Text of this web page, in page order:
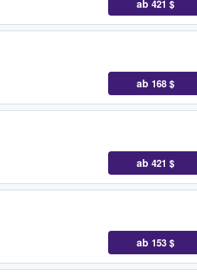
ab 421 $
ab 168 $
ab 421 $
ab 153 $